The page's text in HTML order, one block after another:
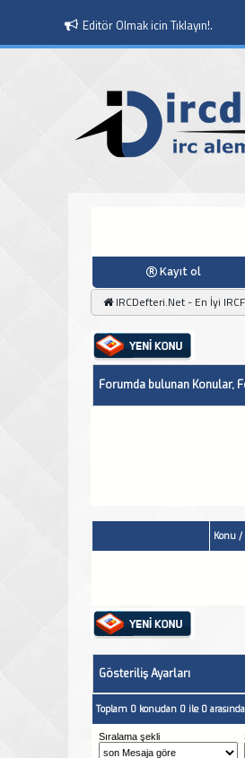
Editör Olmak icin Tıklayın!.
Kayıt ol
IRCDefteri.Net - En İyi
Forumda bulunan Konular,
Konu/
Gösteriliş Ayarları
Toplam 0 konudan 0 ile 0
Sıralama şekli